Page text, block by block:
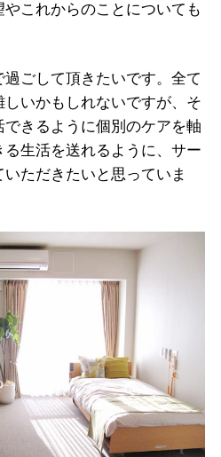
これからのことについても
過ごして頂きたいです。全て
いかもしれないですが、そ
きるように個別のケアを軸
生活を送れるように、サー
ただきたいと思っていま